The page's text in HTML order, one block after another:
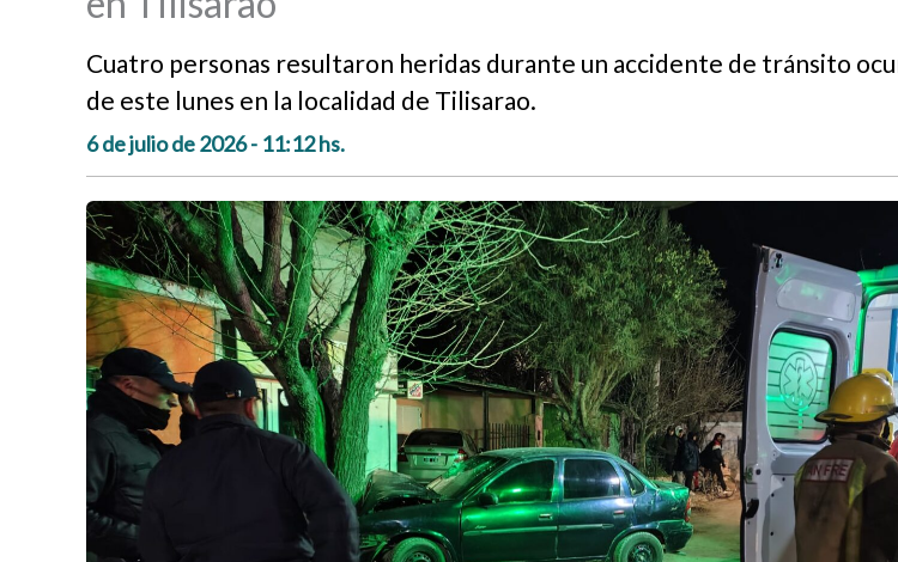
Cuatro personas resultaron heridas durante un accidente de tránsito
de este lunes en la localidad de Tilisarao.
6 de julio de 2026 - 11:12 hs.